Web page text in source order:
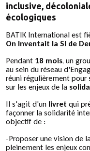
inclusive,
écologiques
BATIK International est
On Inventait la SI de
Pendant 18 mois, un
au sein du réseau
réuni régulièrement pour
sur les enjeux de la
Il s'agit d'un livret qui
façonner la solidarité
objectif de :
-Proposer une vision de
pleinement les enjeux